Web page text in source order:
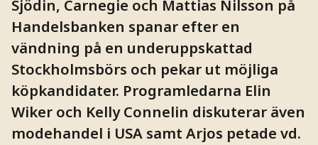
Sjödin, Carnegie och Mattias Nilsson på
Handelsbanken spanar efter en
vändning på en underuppskattad
Stockholmsbörs och pekar ut möjliga
köpkandidater. Programledarna Elin
Wiker och Kelly Connelin diskuterar även
modehandel i USA samt Arjos petade vd.